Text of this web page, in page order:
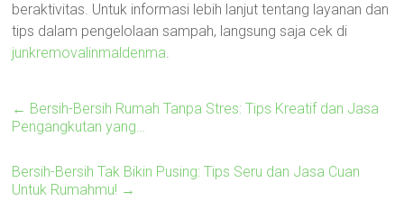
beraktivitas. Untuk informasi lebih lanjut tentang layanan dan
tips dalam pengelolaan sampah, langsung saja cek di
junkremovalinmaldenma.
← Bersih-Bersih Rumah Tanpa Stres: Tips Kreatif dan Jasa
Pengangkutan yang…
Bersih-Bersih Tak Bikin Pusing: Tips Seru dan Jasa Cuan
Untuk Rumahmu! →